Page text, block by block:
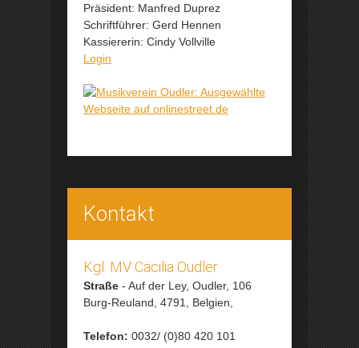
Präsident: Manfred Duprez
Schriftführer: Gerd Hennen
Kassiererin: Cindy Vollville
Login
Kontakt
Kgl. MV Cäcilia Oudler
Straße - Auf der Ley, Oudler, 106
Burg-Reuland, 4791, Belgien,
Telefon: 0032/ (0)80 420 101